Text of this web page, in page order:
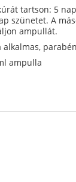
tartson: 5
szünetet. A
ampullát.
ampulla